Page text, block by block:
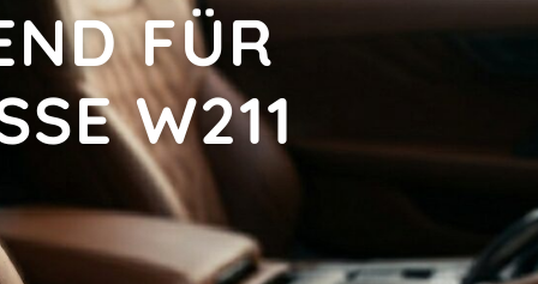
FÜR
W211